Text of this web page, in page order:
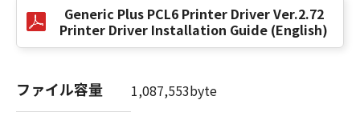
SHALL EITHER CANON, CANON'S
SUBSIDIARIES OR AFFILIATES, THEIR
LICENSORS BE LIABLE FOR ANY DAMAGES
WHATSOEVER (INCLUDING WITHOUT
LIMITATION, LOSS OF BUSINESS PROFITS,
Generic Plus PCL6 Printer Driver Ver.2.72
Printer Driver Installation Guide (English)
ファイル容量 1,087,553byte